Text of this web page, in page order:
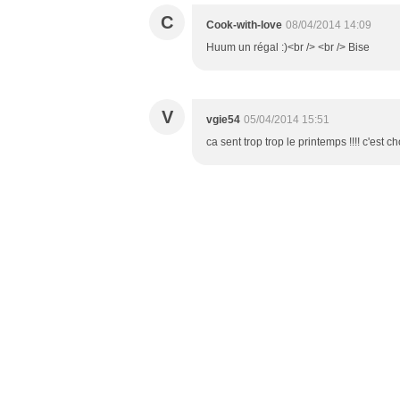
C Cook-with-love 08/04/2014 14:09
Huum un régal :)<br /> <br /> Bise
V vgie54 05/04/2014 15:51
ca sent trop trop le printemps !!!! c'est